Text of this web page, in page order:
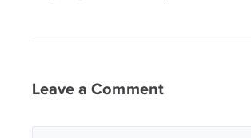
Leave a Comment